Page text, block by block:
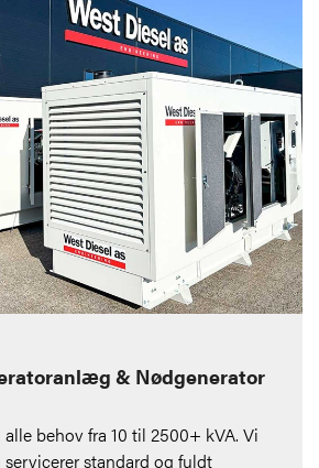
& Nødgenerator
behov fra 10 til 2500+ kVA. Vi
servicerer standard og fuldt